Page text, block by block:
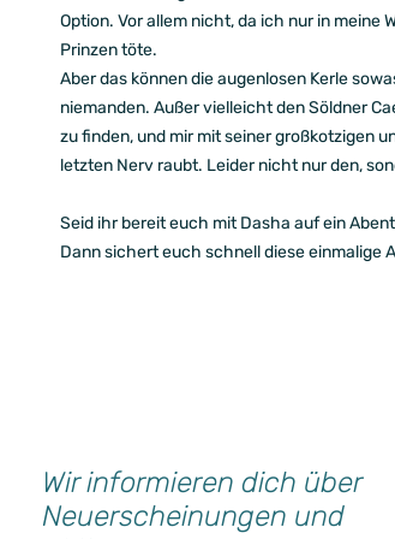
Option. Vor allem nicht, da ich nur in meine
Prinzen töte.
Aber das können die augenlosen Kerle
niemanden. Außer vielleicht den Söldner
zu finden, und mir mit seiner großkotzigen
letzten Nerv raubt. Leider nicht nur den,
Seid ihr bereit euch mit Dasha auf ein
Dann sichert euch schnell diese einmalige
Wir informieren dich über
Neuerscheinungen und